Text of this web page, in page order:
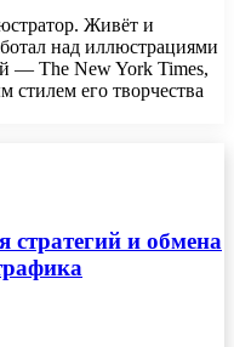
Живёт и
над иллюстрациями
— The New York Times,
стилем его творчества
стратегий и обмена